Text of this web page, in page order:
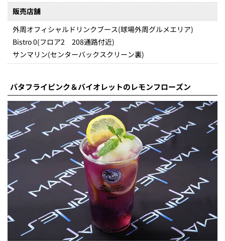
販売店舗
外周オフィシャルドリンクブース(球場外周グルメエリア)
Bistro 0(フロア2 208通路付近)
サンマリン(センターバックスクリーン裏)
バタフライピンク＆バイオレットのレモンフローズン